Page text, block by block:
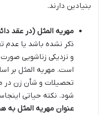
بنیادین دارند.
مهریه المثل (در عقد
ذکر نشده باشد یا عدم
و نزدیکی زناشویی
است. مهریه المثل بر
تحصیلات و شأن زن در
شود. نکته حیاتی
عنوان مهریه المثل به